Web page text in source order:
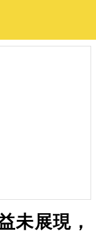
未展現，